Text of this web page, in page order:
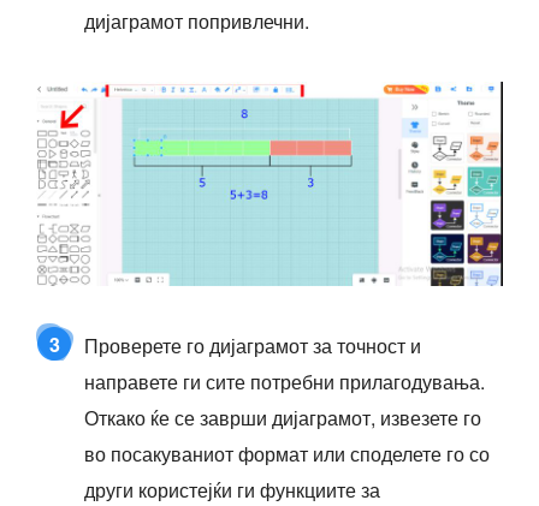
дијаграмот попривлечни.
3
Проверете го дијаграмот за точност и
направете ги сите потребни прилагодувања.
Откако ќе се заврши дијаграмот, извезете го
во посакуваниот формат или споделете го со
други користејќи ги функциите за